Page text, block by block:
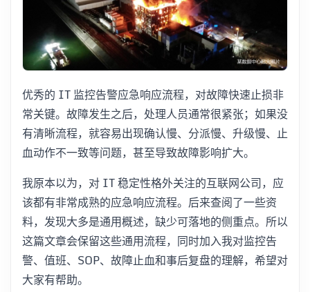
优秀的 IT 监控告警应急响应流程，对故障快速止损非
常关键。故障发生之后，处理人员通常很紧张；如果没
有清晰流程，就容易出现确认慢、分派慢、升级慢、止
血动作不一致等问题，甚至导致故障影响扩大。
我原本以为，对 IT 稳定性格外关注的互联网公司，应
该都有非常成熟的应急响应流程。后来查阅了一些资
料，发现大多是通用概述，缺少可落地的侧重点。所以
这篇文章会保留这些通用流程，同时加入我对监控告
警、值班、SOP、故障止血和事后复盘的理解，希望对
大家有帮助。